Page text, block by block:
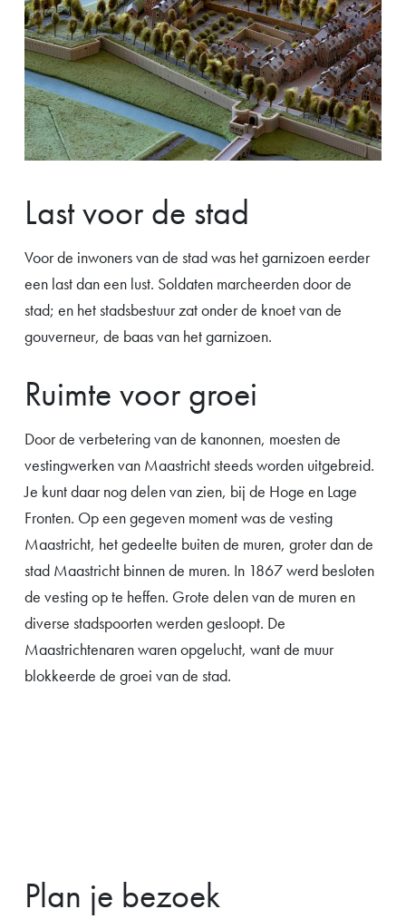
Last voor de stad
Voor de inwoners van de stad was het garnizoen eerder
een last dan een lust. Soldaten marcheerden door de
stad; en het stadsbestuur zat onder de knoet van de
gouverneur, de baas van het garnizoen.
Ruimte voor groei
Door de verbetering van de kanonnen, moesten de
vestingwerken van Maastricht steeds worden uitgebreid.
Je kunt daar nog delen van zien, bij de Hoge en Lage
Fronten. Op een gegeven moment was de vesting
Maastricht, het gedeelte buiten de muren, groter dan de
stad Maastricht binnen de muren. In 1867 werd besloten
de vesting op te heffen. Grote delen van de muren en
diverse stadspoorten werden gesloopt. De
Maastrichtenaren waren opgelucht, want de muur
blokkeerde de groei van de stad.
Plan je bezoek